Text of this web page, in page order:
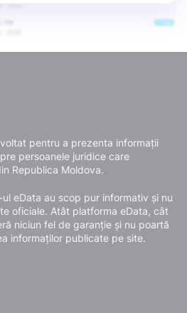
pentru a prezenta informații
persoanele juridice care
Republica Moldova.
eData au scop pur informativ și nu
oficiale. Atât platforma eData, cât
niciun fel de garanție și nu poartă
informaților publicate pe site.